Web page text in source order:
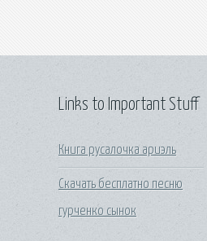
Links to Important Stuff
Книга русалочка ариэль
Скачать бесплатно песню
гурченко сынок